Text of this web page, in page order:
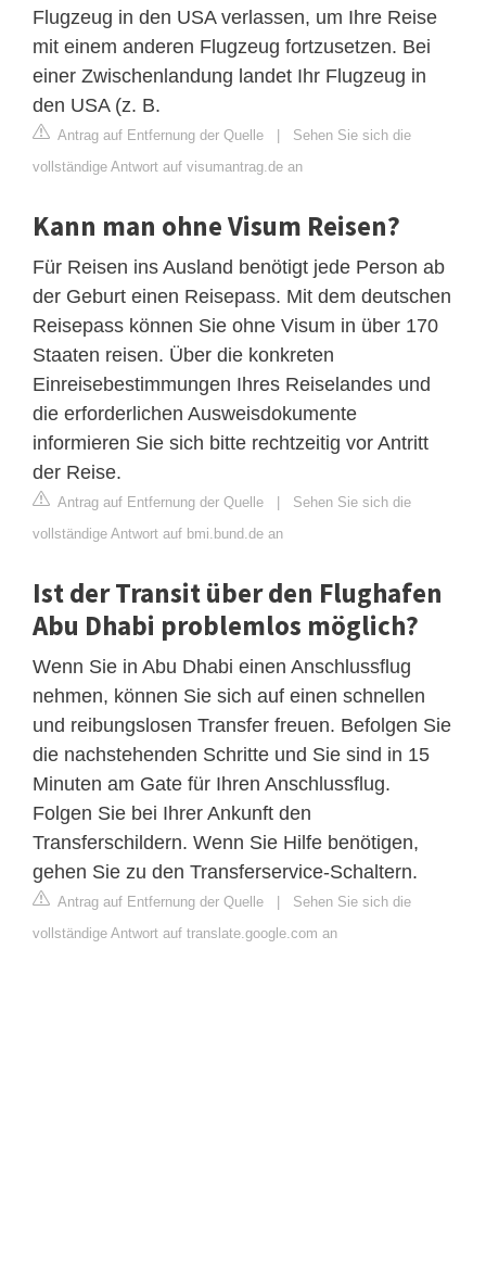
Flugzeug in den USA verlassen, um Ihre Reise
mit einem anderen Flugzeug fortzusetzen. Bei
einer Zwischenlandung landet Ihr Flugzeug in
den USA (z. B.
Antrag auf Entfernung der Quelle | Sehen Sie sich die
vollständige Antwort auf visumantrag.de an
Kann man ohne Visum Reisen?
Für Reisen ins Ausland benötigt jede Person ab
der Geburt einen Reisepass. Mit dem deutschen
Reisepass können Sie ohne Visum in über 170
Staaten reisen. Über die konkreten
Einreisebestimmungen Ihres Reiselandes und
die erforderlichen Ausweisdokumente
informieren Sie sich bitte rechtzeitig vor Antritt
der Reise.
Antrag auf Entfernung der Quelle | Sehen Sie sich die
vollständige Antwort auf bmi.bund.de an
Ist der Transit über den Flughafen
Abu Dhabi problemlos möglich?
Wenn Sie in Abu Dhabi einen Anschlussflug
nehmen, können Sie sich auf einen schnellen
und reibungslosen Transfer freuen. Befolgen Sie
die nachstehenden Schritte und Sie sind in 15
Minuten am Gate für Ihren Anschlussflug.
Folgen Sie bei Ihrer Ankunft den
Transferschildern. Wenn Sie Hilfe benötigen,
gehen Sie zu den Transferservice-Schaltern.
Antrag auf Entfernung der Quelle | Sehen Sie sich die
vollständige Antwort auf translate.google.com an